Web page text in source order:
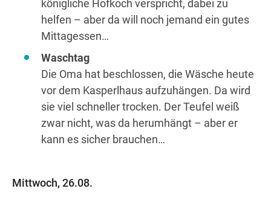
königliche Hofkoch verspricht, dabei zu
helfen – aber da will noch jemand ein gutes
Mittagessen…
Waschtag
Die Oma hat beschlossen, die Wäsche heute
vor dem Kasperlhaus aufzuhängen. Da wird
sie viel schneller trocken. Der Teufel weiß
zwar nicht, was da herumhängt – aber er
kann es sicher brauchen…
Mittwoch, 26.08.